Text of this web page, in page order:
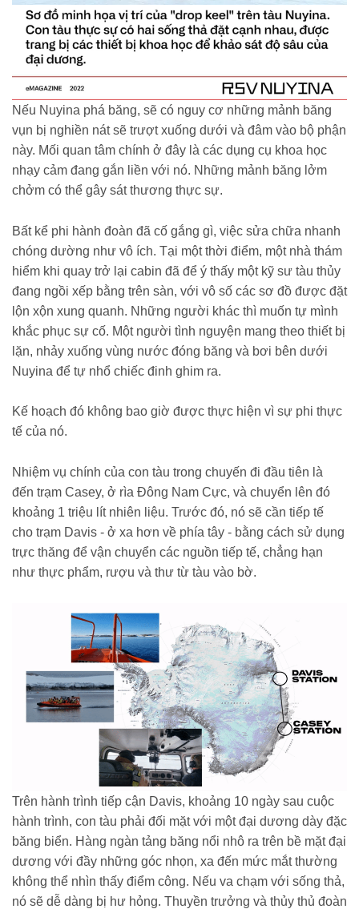
Nếu Nuyina phá băng, sẽ có nguy cơ những mảnh băng
vụn bị nghiền nát sẽ trượt xuống dưới và đâm vào bộ phận
này. Mối quan tâm chính ở đây là các dụng cụ khoa học
nhạy cảm đang gắn liền với nó. Những mảnh băng lởm
chởm có thể gây sát thương thực sự.
Bất kể phi hành đoàn đã cố gắng gì, việc sửa chữa nhanh
chóng dường như vô ích. Tại một thời điểm, một nhà thám
hiểm khi quay trở lại cabin đã để ý thấy một kỹ sư tàu thủy
đang ngồi xếp bằng trên sàn, với vô số các sơ đồ được đặt
lộn xộn xung quanh. Những người khác thì muốn tự mình
khắc phục sự cố. Một người tình nguyện mang theo thiết bị
lặn, nhảy xuống vùng nước đóng băng và bơi bên dưới
Nuyina để tự nhổ chiếc đinh ghim ra.
Kế hoạch đó không bao giờ được thực hiện vì sự phi thực
tế của nó.
Nhiệm vụ chính của con tàu trong chuyến đi đầu tiên là
đến trạm Casey, ở rìa Đông Nam Cực, và chuyển lên đó
khoảng 1 triệu lít nhiên liệu. Trước đó, nó sẽ cần tiếp tế
cho trạm Davis - ở xa hơn về phía tây - bằng cách sử dụng
trực thăng để vận chuyển các nguồn tiếp tế, chẳng hạn
như thực phẩm, rượu và thư từ tàu vào bờ.
Trên hành trình tiếp cận Davis, khoảng 10 ngày sau cuộc
hành trình, con tàu phải đối mặt với một đại dương dày đặc
băng biển. Hàng ngàn tảng băng nổi nhô ra trên bề mặt đại
dương với đầy những góc nhọn, xa đến mức mắt thường
không thể nhìn thấy điểm công. Nếu va chạm với sống thả,
nó sẽ dễ dàng bị hư hỏng. Thuyền trưởng và thủy thủ đoàn